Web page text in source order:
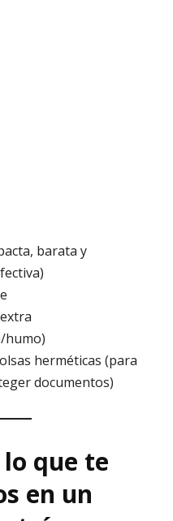
barata y
humo)
herméticas (para
documentos)
que te
en un